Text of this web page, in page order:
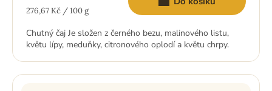
Měrná
276,67 Kč / 100 g
Chutný čaj Je složen z černého bezu, malinového listu,
květu lípy, meduňky, citronového oplodí a květu chrpy.